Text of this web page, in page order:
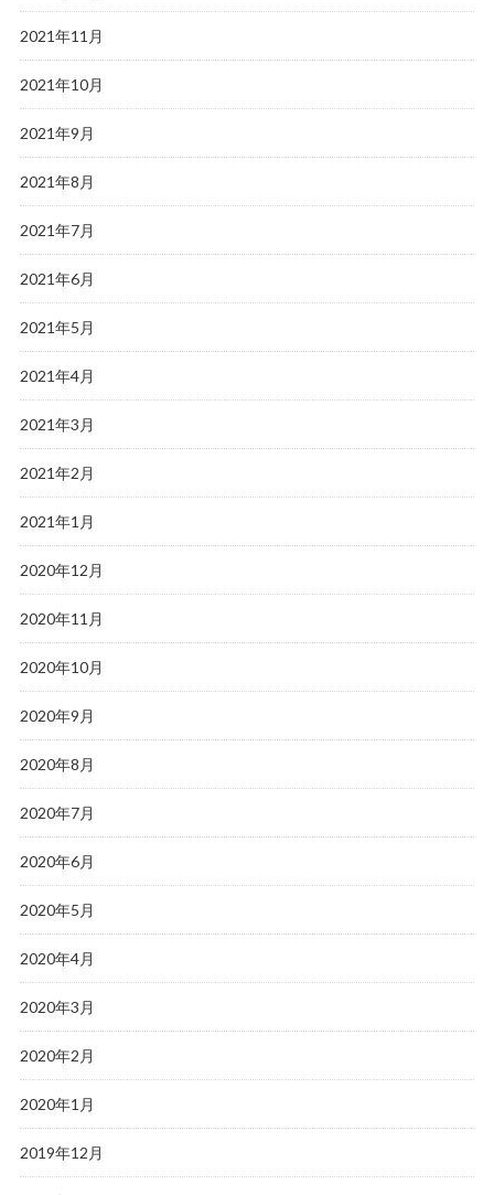
2021年11月
2021年10月
2021年9月
2021年8月
2021年7月
2021年6月
2021年5月
2021年4月
2021年3月
2021年2月
2021年1月
2020年12月
2020年11月
2020年10月
2020年9月
2020年8月
2020年7月
2020年6月
2020年5月
2020年4月
2020年3月
2020年2月
2020年1月
2019年12月